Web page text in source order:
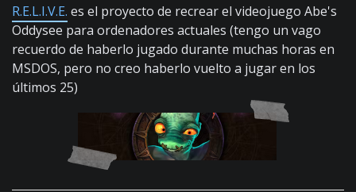
R.E.L.I.V.E. es el proyecto de recrear el videojuego Abe's
Oddysee para ordenadores actuales (tengo un vago
recuerdo de haberlo jugado durante muchas horas en
MSDOS, pero no creo haberlo vuelto a jugar en los
últimos 25)